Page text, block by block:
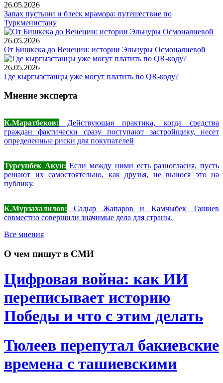
26.05.2026
Запах пустыни и блеск мрамора: путешествие по
Туркменистану
26.05.2026
От Бишкека до Венеции: истории Эльнуры Осмоналиевой
26.05.2026
Где кыргызстанцы уже могут платить по QR-коду?
Мнение эксперта
К.Маратбеков: Действующая практика, когда средства
граждан фактически сразу поступают застройщику, несет
определенные риски для покупателей
Турсунбек Акун: Если между ними есть разногласия, пусть
решают их самостоятельно, как друзья, не вынося это на
публику.
К.Мурзахалилов: Садыр Жапаров и Камчыбек Ташиев
совместно совершили значимые дела для страны.
Все мнения
О чем пишут в СМИ
Цифровая война: как ИИ
переписывает историю
Победы и что с этим делать
Тюлеев перепутал бакиевские
времена с ташиевскими